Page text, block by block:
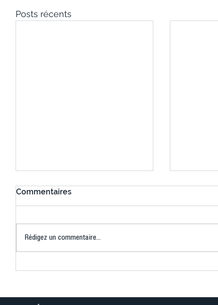
Posts récents
Ping ? Quand le tennis de
termine
Commentaires
Rédigez un commentaire...